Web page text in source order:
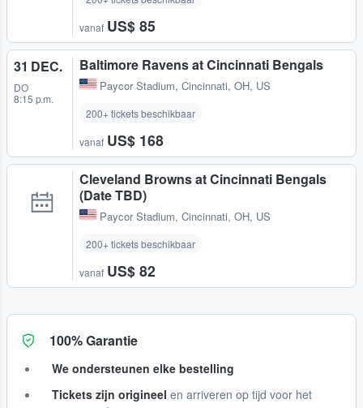
vanaf US$ 85
31 DEC.
DO
8:15 p.m.
Baltimore Ravens at Cincinnati Bengals
Paycor Stadium, Cincinnati, OH, US
200+ tickets beschikbaar
vanaf US$ 168
Cleveland Browns at Cincinnati Bengals
(Date TBD)
Paycor Stadium, Cincinnati, OH, US
200+ tickets beschikbaar
vanaf US$ 82
100% Garantie
We ondersteunen elke bestelling
Tickets zijn origineel en arriveren op tijd voor het